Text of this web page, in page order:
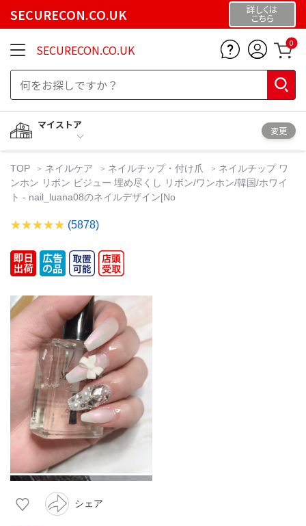
SECURECON.CO.UK 詳しくは
こちら
SECURECON.CO.UK 0
マイストア
変更
TOP ネイルケア ネイルチップ・付け爪
ネイルチップ ワ
ンホン リボン ビジュー 埋め尽くし リボン/ワンホン/韓国/ホワイ
ト - nail_luana08のネイルデザイン[No
(5878)
シェア